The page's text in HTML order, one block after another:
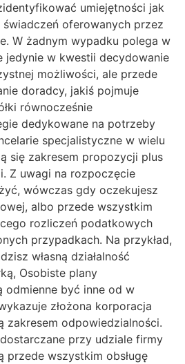
umiejętności jak
oferowanych przez
W żadnym wypadku polega w
jedynie w kwestii decydowanie
możliwości, ale przede
doradcy, jakiś pojmuje
równocześnie
dedykowane na potrzeby
specjalistyczne w wielu
się zakresem propozycji plus
Z uwagi na rozpoczęcie
wówczas gdy oczekujesz
albo przede wszystkim
rozliczeń podatkowych
przypadkach. Na przykład,
własną działalność
Osobiste plany
odmienne być inne od w
złożona korporacja
zakresem odpowiedzialności.
przy udziale firmy
przede wszystkim obsługę